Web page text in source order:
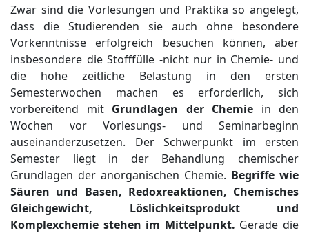
Zwar sind die Vorlesungen und Praktika so angelegt,
dass die Studierenden sie auch ohne besondere
Vorkenntnisse erfolgreich besuchen können, aber
insbesondere die Stofffülle -nicht nur in Chemie- und
die hohe zeitliche Belastung in den ersten
Semesterwochen machen es erforderlich, sich
vorbereitend mit Grundlagen der Chemie in den
Wochen vor Vorlesungs- und Seminarbeginn
auseinanderzusetzen. Der Schwerpunkt im ersten
Semester liegt in der Behandlung chemischer
Grundlagen der anorganischen Chemie. Begriffe wie
Säuren und Basen, Redoxreaktionen, Chemisches
Gleichgewicht, Löslichkeitsprodukt und
Komplexchemie stehen im Mittelpunkt. Gerade die